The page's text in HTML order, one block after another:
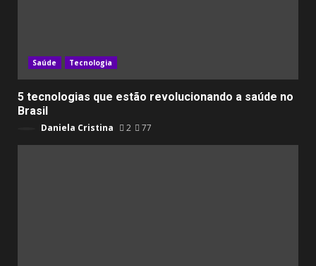
Saúde Tecnologia
5 tecnologias que estão revolucionando a saúde no
Brasil
Daniela Cristina 2 77